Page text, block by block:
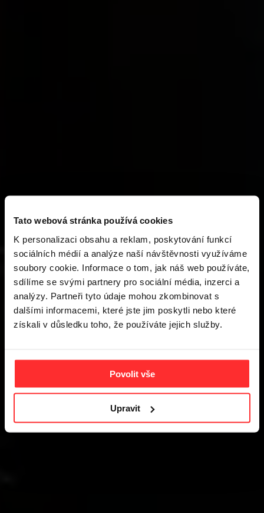
Tato webová stránka používá cookies
K personalizaci obsahu a reklam, poskytování funkcí
sociálních médií a analýze naší návštěvnosti využíváme
soubory cookie. Informace o tom, jak náš web používáte,
sdílíme se svými partnery pro sociální média, inzerci a
analýzy. Partneři tyto údaje mohou zkombinovat s
dalšími informacemi, které jste jim poskytli nebo které
získali v důsledku toho, že používáte jejich služby.
Povolit vše
Upravit
ELEMENT
GYMS
OSTRAVA
ZÁBŘEH
PŘIDEJ SE K NÁM!